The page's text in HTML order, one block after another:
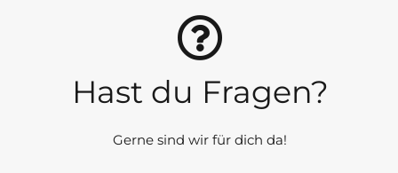
Hast du Fragen?
Gerne sind wir für dich da!